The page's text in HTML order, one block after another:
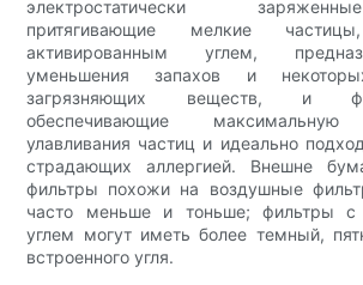
электростатически
притягивающие мелкие
активированным углем,
уменьшения запахов и
загрязняющих веществ, и
обеспечивающие максимальную
улавливания частиц и идеально
страдающих аллергией. Внешне
фильтры похожи на воздушные
часто меньше и тоньше; фильтры с
углем могут иметь более темный,
встроенного угля.